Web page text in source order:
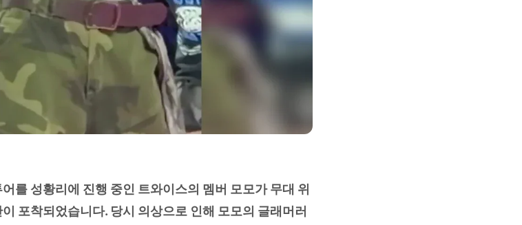
를 성황리에 진행 중인 트와이스의 멤버 모모가 무대 위
포착되었습니다. 당시 의상으로 인해 모모의 글래머러